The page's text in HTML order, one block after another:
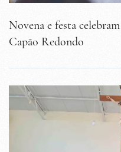
Novena e festa
Capão Redondo